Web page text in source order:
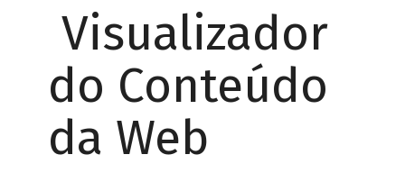
Visualizador
do Conteúdo
da Web